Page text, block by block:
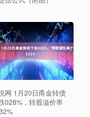
网 1月20日甬金转债
028%，转股溢价率